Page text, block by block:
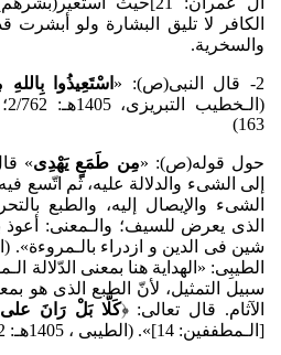
الکافر لا تلیق البشارة ولو
والسخریة.
2- قال النبی(ص): « استَعِیذُوا
163)
حول قوله(ص): «مِن طَمَعٍ یَهدِی»
إلی الشیء والدلالة علیه، ثم اتّسع
الشیء والإیصال إلیه، والطبع
الذی یعرض للسیف؛ والـمعنی:
الطیبِی: «الهدایة هنا بمعنی الدّلالة
سبیل التمثیل، لأنّ الطبع الذی
الآثام. قال تعالی: ﴿کَلَّا بَلْ رَانَ علی
[الـمطففین: 14]». (الطیبی ، 1405هـ: 6/192)